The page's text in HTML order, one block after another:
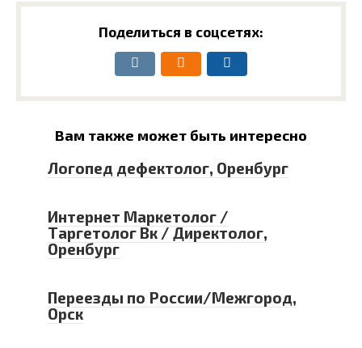
Поделиться в соцсетях:
Вам также может быть интересно
Логопед дефектолог, Оренбург
Интернет Маркетолог /
Таргетолог Вк / Директолог,
Оренбург
Переезды по России/Межгород,
Орск